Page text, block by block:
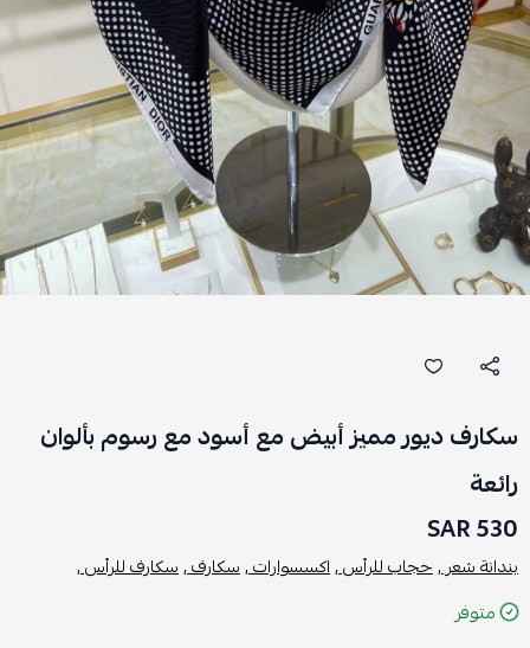
سكارف ديور مميز أبيض مع أسود مع رسوم بألوان
رائعة
530 SAR
بندانة شعر ,حجاب للرأس ,اكسسوارات ,سكارف ,سكارف للرأس ,
متوفر